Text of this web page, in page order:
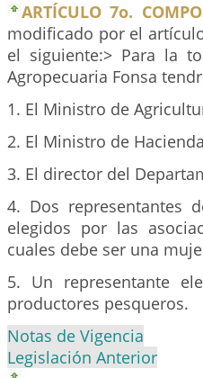
ARTÍCULO 7o.
modificado por el
el siguiente:> Para la
Agropecuaria Fonsa
1. El Ministro de
2. El Ministro de
3. El director del
4. Dos representantes
elegidos por las
cuales debe ser una
5. Un representante
productores pesqueros.
Notas de Vigencia
Legislación Anterior